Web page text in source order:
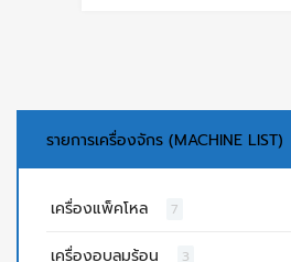
รายการเครื่องจักร (MACHINE LIST)
เครื่องแพ็คโหล 7
เครื่องอบลมร้อน 3